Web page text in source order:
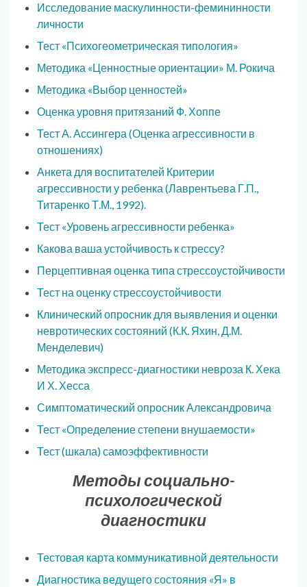
Исследование маскулинности-фемининности
личности
Тест «Психогеометрическая типология»
Методика «Ценностные ориентации» М. Рокича
Методика «Выбор ценностей»
Оценка уровня притязаний Ф. Хоппе
Тест А. Ассингера (Оценка агрессивности в
отношениях)
Анкета для воспитателей Критерии
агрессивности у ребенка (Лаврентьева Г.П.,
Титаренко Т.М., 1992).
Тест «Уровень агрессивности ребенка»
Какова ваша устойчивость к стрессу?
Перцептивная оценка типа стрессоустойчивости
Тест на оценку стрессоустойчивости
Клинический опросник для выявления и оценки
невротических состояний (К.К. Яхин, Д.М.
Менделевич)
Методика экспресс-диагностики невроза К. Хека
И Х. Хесса
Симптоматический опросник Александровича
Тест «Определение степени внушаемости»
Тест (шкала) самоэффективности
Методы социально-
психологической
диагностики
Тестовая карта коммуникативной деятельности
Диагностика ведущего состояния «Я» в